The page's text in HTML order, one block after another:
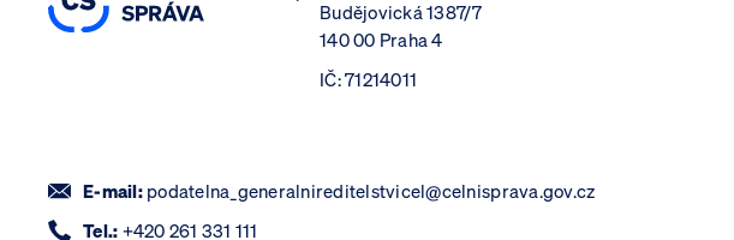
Budějovická 1387/7
140 00 Praha 4
IČ: 71214011
E-mail: podatelna_generalnireditelstvicel@celnisprava.gov.cz
Tel.: +420 261 331 111